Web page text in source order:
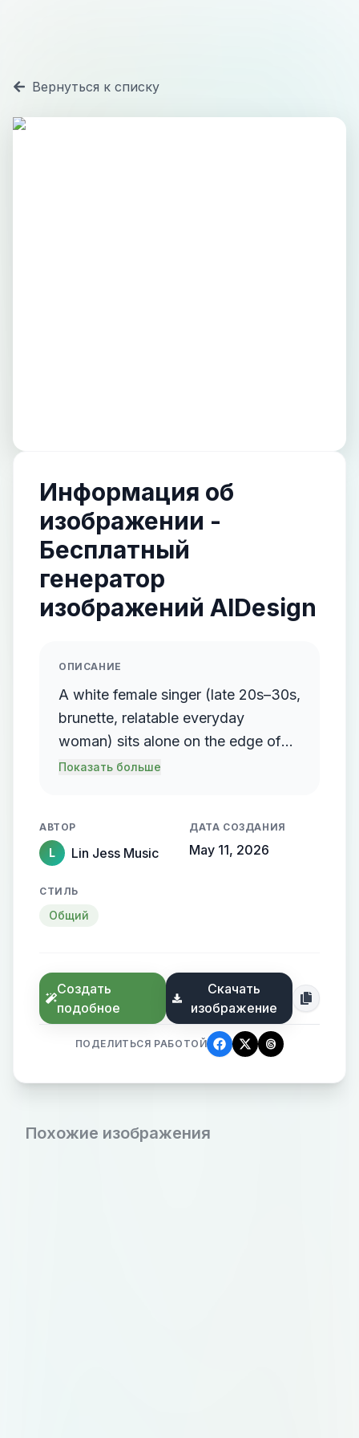
Вернуться к списку
Информация об
изображении -
Бесплатный
генератор
изображений AIDesign
ОПИСАНИЕ
A white female singer (late 20s–30s,
brunette, relatable everyday
woman) sits alone on the edge of
the bed, looking down emotionally.
tone.
Показать больше
АВТОР
L Lin Jess Music
ДАТА СОЗДАНИЯ
May 11, 2026
СТИЛЬ
Общий
Создать
подобное
Скачать
изображение
ПОДЕЛИТЬСЯ РАБОТОЙ
Похожие изображения